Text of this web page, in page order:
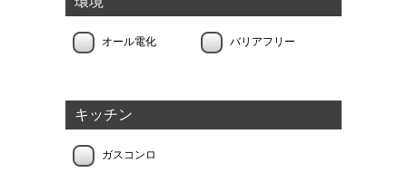
オール電化 バリアフリー
キッチン
ガスコンロ